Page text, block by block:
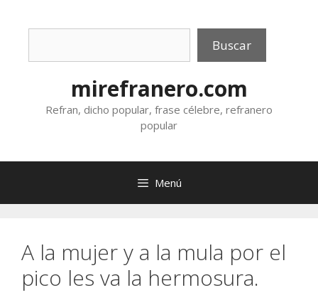
Buscar
mirefranero.com
Refran, dicho popular, frase célebre, refranero
popular
Menú
A la mujer y a la mula por el
pico les va la hermosura.